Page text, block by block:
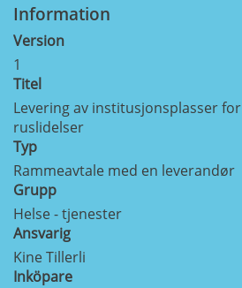
Information
Version
1
Titel
Levering av institusjonsplasser
ruslidelser
Typ
Rammeavtale med en leverandør
Grupp
Helse - tjenester
Ansvarig
Kine Tillerli
Inköpare